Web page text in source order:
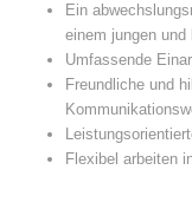
Ein
einem jungen
Umfassende
Freundliche und
Flexibel arbeiten